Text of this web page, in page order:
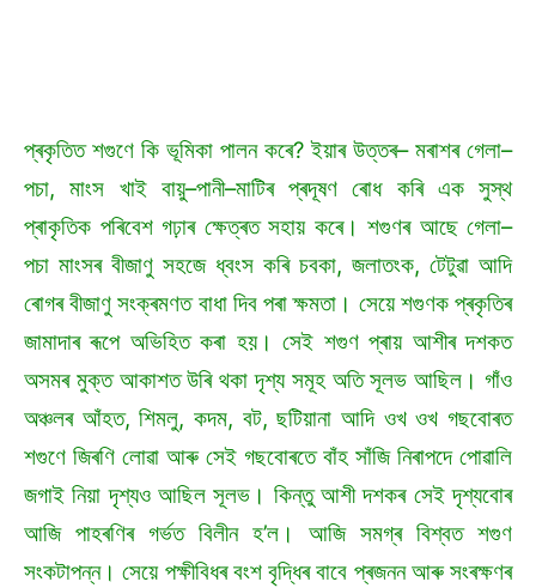
প্ৰকৃতিত শগুণে কি ভূমিকা পালন কৰে? ইয়াৰ উত্তৰ– মৰাশৰ গেলা–
পচা, মাংস খাই বায়ু–পানী–মাটিৰ প্ৰদূষণ ৰোধ কৰি এক সুস্থ
প্ৰাকৃতিক পৰিবেশ গঢ়াৰ ক্ষেত্ৰত সহায় কৰে। শগুণৰ আছে গেলা–
পচা মাংসৰ বীজাণু সহজে ধ্বংস কৰি চবকা, জলাতংক, টেটুৱা আদি
ৰোগৰ বীজাণু সংক্ৰমণত বাধা দিব পৰা ক্ষমতা। সেয়ে শগুণক প্ৰকৃতিৰ
জামাদাৰ ৰূপে অভিহিত কৰা হয়। সেই শগুণ প্ৰায় আশীৰ দশকত
অসমৰ মুক্ত আকাশত উৰি থকা দৃশ্য সমূহ অতি সূলভ আছিল। গাঁও
অঞ্চলৰ আঁহত, শিমলু, কদম, বট, ছটিয়ানা আদি ওখ ওখ গছবোৰত
শগুণে জিৰণি লোৱা আৰু সেই গছবোৰতে বাঁহ সাঁজি নিৰাপদে পোৱালি
জগাই নিয়া দৃশ্যও আছিল সূলভ। কিন্তু আশী দশকৰ সেই দৃশ্যবোৰ
আজি পাহৰণিৰ গৰ্ভত বিলীন হ’ল। আজি সমগ্ৰ বিশ্বত শগুণ
সংকটাপন্ন। সেয়ে পক্ষীবিধৰ বংশ বৃদ্ধিৰ বাবে প্ৰজনন আৰু সংৰক্ষণৰ